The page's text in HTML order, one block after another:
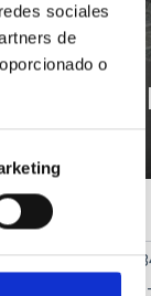
sociales
de
o
La Palma
Contact
Phone number